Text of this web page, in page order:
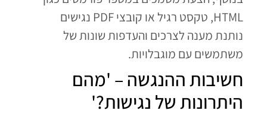
HTML, טקסט רגיל או קובצי PDF נגישים
נותנת מענה לצרכים והעדפות שונות של
משתמשים עם מוגבלויות.
חשיבות ההנגשה – 'מהם
היתרונות של נגישות?'